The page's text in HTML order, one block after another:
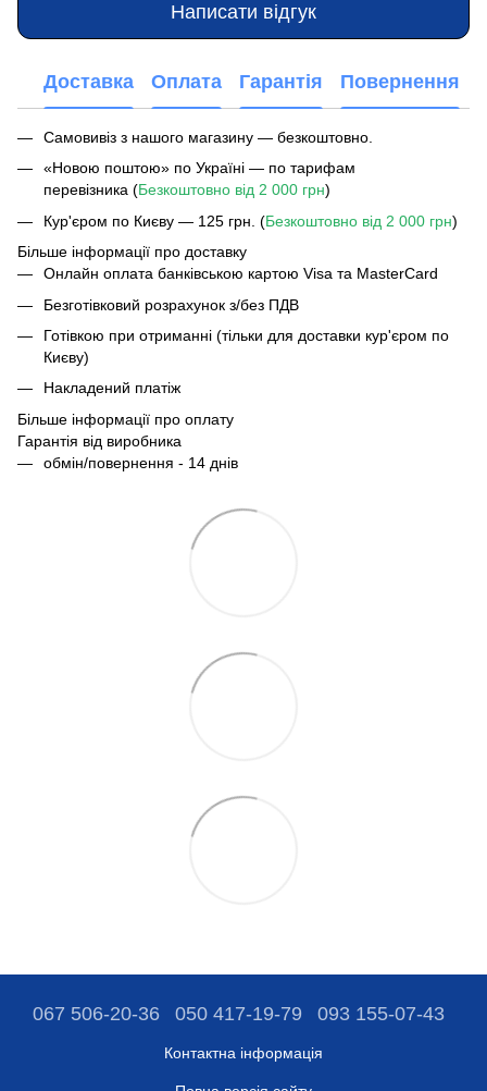
Написати відгук
Доставка Оплата Гарантія Повернення
Самовивіз з нашого магазину — безкоштовно.
«Новою поштою» по Україні — по тарифам
перевізника (Безкоштовно від 2 000 грн)
Кур'єром по Києву — 125 грн. (Безкоштовно від 2 000 грн)
Більше інформації про доставку
Онлайн оплата банківською картою Visa та MasterCard
Безготівковий розрахунок з/без ПДВ
Готівкою при отриманні (тільки для доставки кур'єром по
Києву)
Накладений платіж
Більше інформації про оплату
Гарантія від виробника
обмін/повернення - 14 днів
067 506-20-36 050 417-19-79 093 155-07-43
Контактна інформація